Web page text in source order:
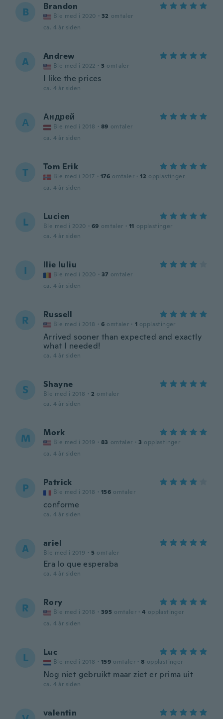
B Brandon
Ble med i 2020 · 32 omtaler
ca. 4 år siden
A Andrew
Ble med i 2022 · 3 omtaler
I like the prices
ca. 4 år siden
А Андрей
Ble med i 2018 · 89 omtaler
ca. 4 år siden
T Tom Erik
Ble med i 2017 · 176 omtaler · 12 opplastinger
ca. 4 år siden
L Lucien
Ble med i 2020 · 69 omtaler · 11 opplastinger
ca. 4 år siden
I Ilie Iuliu
Ble med i 2020 · 37 omtaler
ca. 4 år siden
R Russell
Ble med i 2018 · 6 omtaler · 1 opplastinger
Arrived sooner than expected and exactly
what I needed!
ca. 4 år siden
S Shayne
Ble med i 2018 · 2 omtaler
ca. 4 år siden
M Mork
Ble med i 2019 · 83 omtaler · 3 opplastinger
ca. 4 år siden
P Patrick
Ble med i 2018 · 156 omtaler
conforme
ca. 4 år siden
A ariel
Ble med i 2019 · 5 omtaler
Era lo que esperaba
ca. 4 år siden
R Rory
Ble med i 2018 · 395 omtaler · 4 opplastinger
ca. 4 år siden
L Luc
Ble med i 2018 · 159 omtaler · 8 opplastinger
Nog niet gebruikt maar ziet er prima uit
ca. 4 år siden
valentin